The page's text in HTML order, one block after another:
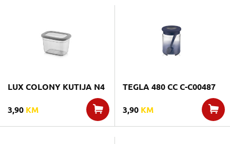
LUX COLONY KUTIJA N4
3,90 KM
TEGLA 480 CC C-C00487
3,90 KM